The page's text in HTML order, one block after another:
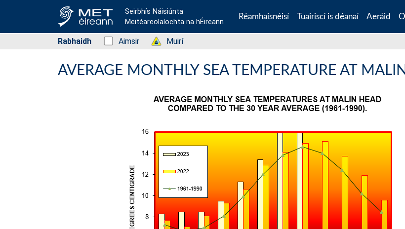
Seirbhís Náisiúnta
Meitéareolaíochta na hÉireann
Réamhaisnéisí Tuairiscí is déanaí Aeráid
Rabhaidh Status: Green
Aimsir Status: Green
Muirí
AVERAGE MONTHLY SEA TEMPERATURE AT